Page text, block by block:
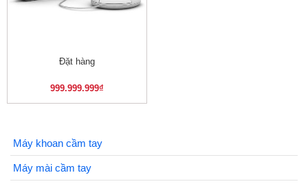
Đặt hàng
999.999.999₫
Máy khoan cầm tay
Máy mài cầm tay